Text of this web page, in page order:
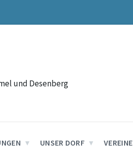
und Desenberg
UNSER DORF VEREINE